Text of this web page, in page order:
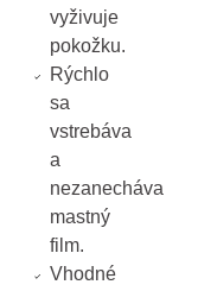
vyživuje
pokožku.
Rýchlo
sa
vstrebáva
a
nezanecháva
mastný
film.
Vhodné